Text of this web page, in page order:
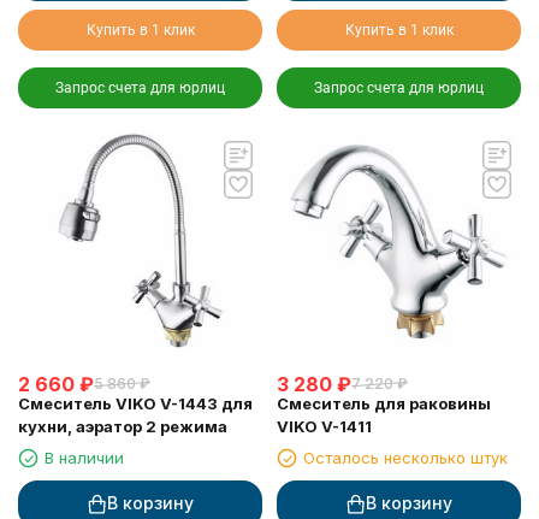
Купить в 1 клик
Запрос счета для юрлиц
Купить в 1 клик
Запрос счета для юрлиц
2 660 ₽5 860 ₽
Смеситель VIKO V-1443 для
кухни, аэратор 2 режима
В наличии
В корзину
3 280 ₽7 220 ₽
Смеситель для раковины
VIKO V-1411
Осталось несколько штук
В корзину